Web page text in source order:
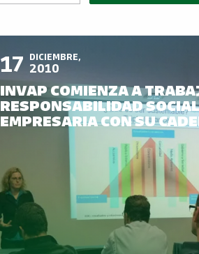
17 DICIEMBRE,
2010
INVAP COMIENZA A
RESPONSABILIDAD SOCIAL
EMPRESARIA CON SU
PROVEEDORES